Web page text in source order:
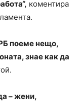
коментира
поеме нещо,
знае как да
– жени,